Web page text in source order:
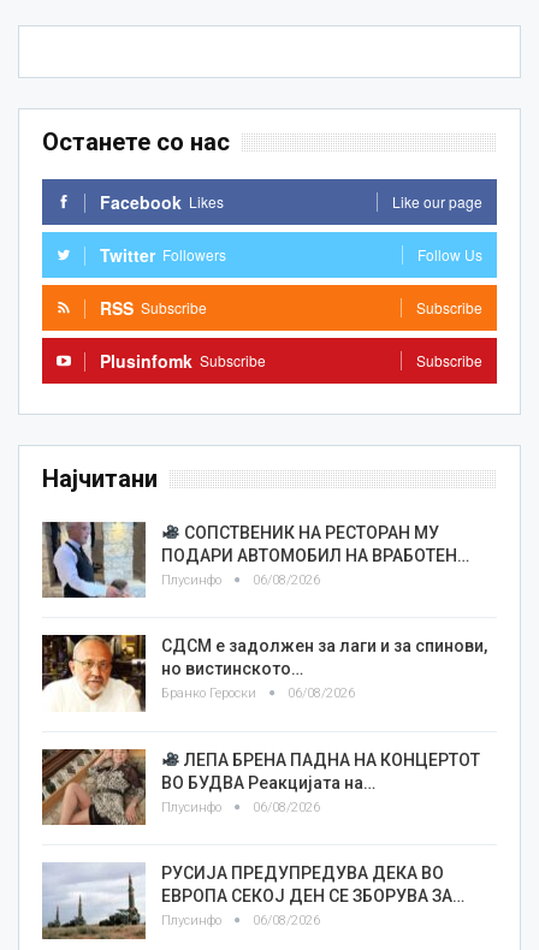
Останете со нас
Facebook Likes Like our page
Twitter Followers Follow Us
RSS Subscribe Subscribe
Plusinfomk Subscribe Subscribe
Најчитани
СОПСТВЕНИК НА РЕСТОРАН МУ
ПОДАРИ АВТОМОБИЛ НА ВРАБОТЕН…
Плусинфо 06/08/2026
СДСМ е задолжен за лаги и за спинови,
но вистинското…
Бранко Героски 06/08/2026
ЛЕПА БРЕНА ПАДНА НА КОНЦЕРТОТ
ВО БУДВА Реакцијата на…
Плусинфо 06/08/2026
РУСИЈА ПРЕДУПРЕДУВА ДЕКА ВО
ЕВРОПА СЕКОЈ ДЕН СЕ ЗБОРУВА ЗА…
Плусинфо 06/08/2026